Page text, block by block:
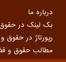
درباره ما
بک لینک در
رپورتاژ در حقوق
مطالب حقوق و